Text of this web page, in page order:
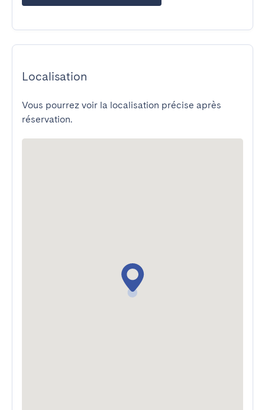
Localisation
Vous pourrez voir la localisation précise après
réservation.